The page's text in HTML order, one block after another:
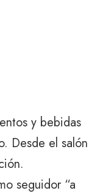
y bebidas
Desde el salón
seguidor “a